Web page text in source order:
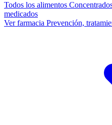
Todos los alimentos
medicados
Ver farmacia Prevención,